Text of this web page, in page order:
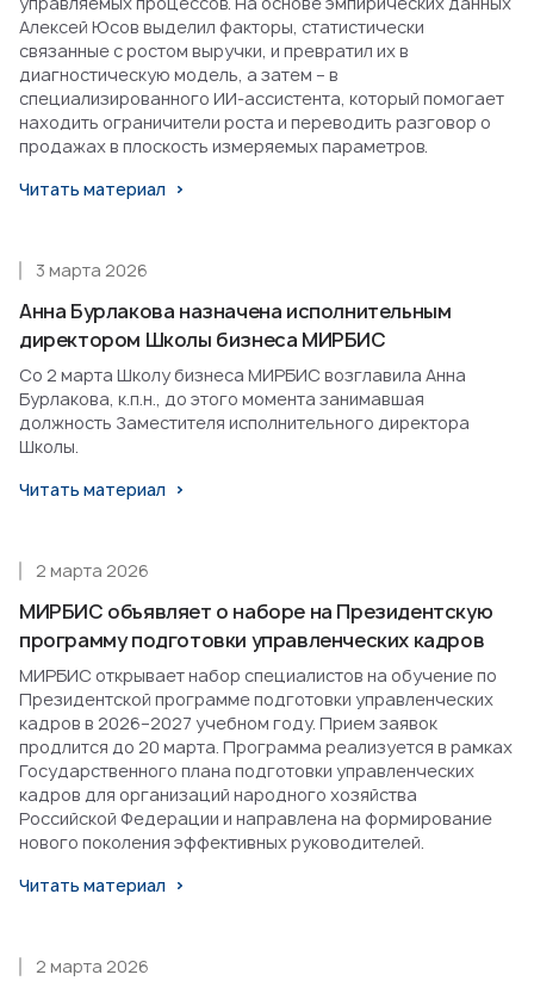
Алексей Юсов выделил факторы, статистически
связанные с ростом выручки, и превратил их в
диагностическую модель, а затем – в
специализированного ИИ-ассистента, который помогает
находить ограничители роста и переводить разговор о
продажах в плоскость измеряемых параметров.
Читать материал
Анна Бурлакова назначена исполнительным
директором Школы бизнеса МИРБИС
3 марта 2026
Со 2 марта Школу бизнеса МИРБИС возглавила Анна
Бурлакова, к.п.н., до этого момента занимавшая
должность Заместителя исполнительного директора
Школы.
Читать материал
МИРБИС объявляет о наборе на Президентскую
программу подготовки управленческих кадров
2 марта 2026
МИРБИС открывает набор специалистов на обучение по
Президентской программе подготовки управленческих
кадров в 2026–2027 учебном году. Прием заявок
продлится до 20 марта. Программа реализуется в рамках
Государственного плана подготовки управленческих
кадров для организаций народного хозяйства
Российской Федерации и направлена на формирование
нового поколения эффективных руководителей.
Читать материал
2 марта 2026